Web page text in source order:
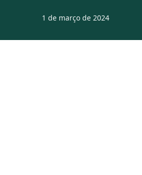
1 de março de 2024